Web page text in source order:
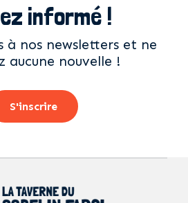
informé !
à nos newsletters et ne
aucune nouvelle !
S'inscrire